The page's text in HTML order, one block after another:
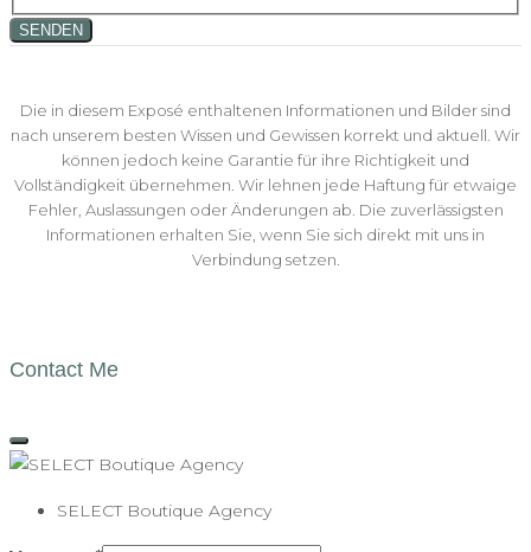
SENDEN
Die in diesem Exposé enthaltenen Informationen und Bilder sind
nach unserem besten Wissen und Gewissen korrekt und aktuell. Wir
können jedoch keine Garantie für ihre Richtigkeit und
Vollständigkeit übernehmen. Wir lehnen jede Haftung für etwaige
Fehler, Auslassungen oder Änderungen ab. Die zuverlässigsten
Informationen erhalten Sie, wenn Sie sich direkt mit uns in
Verbindung setzen.
Contact Me
SELECT Boutique Agency